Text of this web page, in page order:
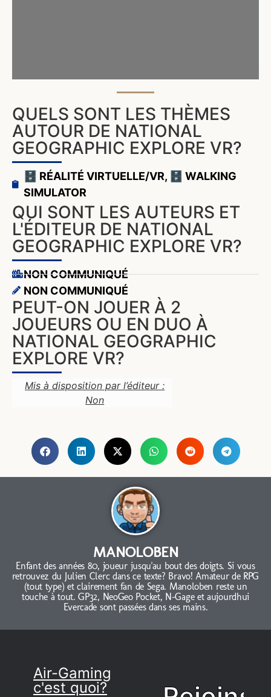
QUELS SONT LES THÈMES
AUTOUR DE NATIONAL
GEOGRAPHIC EXPLORE VR?
🗄️ RÉALITÉ VIRTUELLE/VR,
🗄️ WALKING
SIMULATOR
QUI SONT LES AUTEURS ET
L'ÉDITEUR DE NATIONAL
GEOGRAPHIC EXPLORE VR?
NON COMMUNIQUÉ
NON COMMUNIQUÉ
PEUT-ON JOUER À 2
JOUEURS OU EN DUO À
NATIONAL GEOGRAPHIC
EXPLORE VR?
Mis à disposition par l’éditeur :
Non
MANOLOBEN
Enfant des années 80, joueur jusqu'au bout des doigts. Si vous
retrouvez du Julien Clerc dans ce texte? Bravo! Amateur de RPG
(tout type) et clairement fan de Sega. Manoloben reste un
touche à tout. GP32, NeoGeo Pocket, N-Gage et aujourdhui
Evercade sont passées dans ses mains.
Air-Gaming
c'est quoi?